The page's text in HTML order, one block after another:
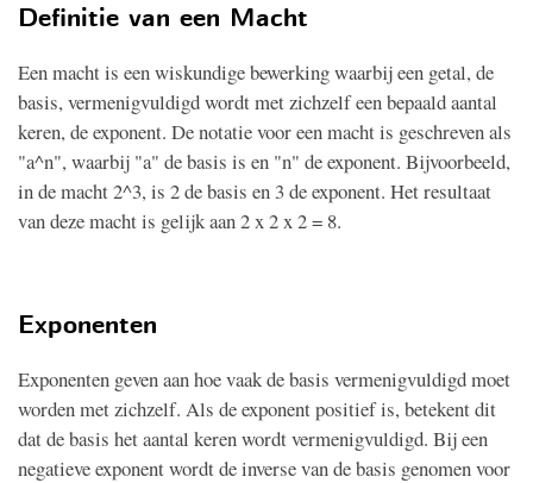
Definitie van een Macht
Een macht is een wiskundige bewerking waarbij een getal, de
basis, vermenigvuldigd wordt met zichzelf een bepaald aantal
keren, de exponent. De notatie voor een macht is geschreven als
"a^n", waarbij "a" de basis is en "n" de exponent. Bijvoorbeeld,
in de macht 2^3, is 2 de basis en 3 de exponent. Het resultaat
van deze macht is gelijk aan 2 x 2 x 2 = 8.
Exponenten
Exponenten geven aan hoe vaak de basis vermenigvuldigd moet
worden met zichzelf. Als de exponent positief is, betekent dit
dat de basis het aantal keren wordt vermenigvuldigd. Bij een
negatieve exponent wordt de inverse van de basis genomen voor